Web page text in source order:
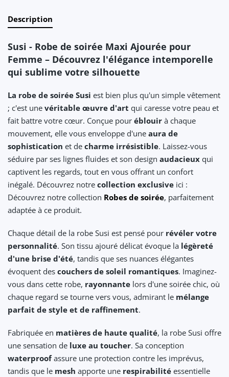
Description
Susi - Robe de soirée Maxi Ajourée pour
Femme – Découvrez l'élégance intemporelle
qui sublime votre silhouette
La robe de soirée Susi est bien plus qu'un simple vêtement
; c'est une véritable œuvre d'art qui caresse votre peau et
fait battre votre cœur. Conçue pour éblouir à chaque
mouvement, elle vous enveloppe d'une aura de
sophistication et de charme irrésistible. Laissez-vous
séduire par ses lignes fluides et son design audacieux qui
captivent les regards, tout en vous offrant un confort
inégalé. Découvrez notre collection exclusive ici :
Découvrez notre collection Robes de soirée, parfaitement
adaptée à ce produit.
Chaque détail de la robe Susi est pensé pour révéler votre
personnalité. Son tissu ajouré délicat évoque la légèreté
d'une brise d'été, tandis que ses nuances élégantes
évoquent des couchers de soleil romantiques. Imaginez-
vous dans cette robe, rayonnante lors d'une soirée chic, où
chaque regard se tourne vers vous, admirant le mélange
parfait de style et de raffinement.
Fabriquée en matières de haute qualité, la robe Susi offre
une sensation de luxe au toucher. Sa conception
waterproofassure une protection contre les imprévus,
tandis que le mesh apporte une respirabilité essentielle